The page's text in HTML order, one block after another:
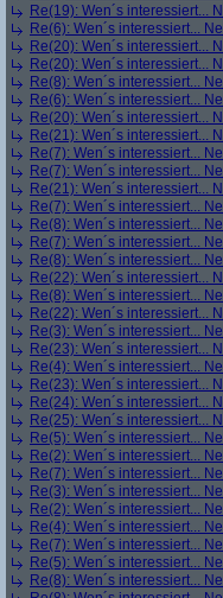
Re(19): Wen´s interessiert...
Re(6): Wen´s interessiert...
Re(20): Wen´s interessiert...
Re(20): Wen´s interessiert...
Re(8): Wen´s interessiert...
Re(6): Wen´s interessiert...
Re(20): Wen´s interessiert...
Re(21): Wen´s interessiert...
Re(7): Wen´s interessiert...
Re(7): Wen´s interessiert...
Re(21): Wen´s interessiert...
Re(7): Wen´s interessiert...
Re(8): Wen´s interessiert...
Re(7): Wen´s interessiert...
Re(8): Wen´s interessiert...
Re(22): Wen´s interessiert...
Re(8): Wen´s interessiert...
Re(22): Wen´s interessiert...
Re(3): Wen´s interessiert...
Re(23): Wen´s interessiert...
Re(4): Wen´s interessiert...
Re(23): Wen´s interessiert...
Re(24): Wen´s interessiert...
Re(25): Wen´s interessiert...
Re(5): Wen´s interessiert...
Re(2): Wen´s interessiert...
Re(7): Wen´s interessiert...
Re(3): Wen´s interessiert...
Re(2): Wen´s interessiert...
Re(4): Wen´s interessiert...
Re(7): Wen´s interessiert...
Re(5): Wen´s interessiert...
Re(8): Wen´s interessiert...